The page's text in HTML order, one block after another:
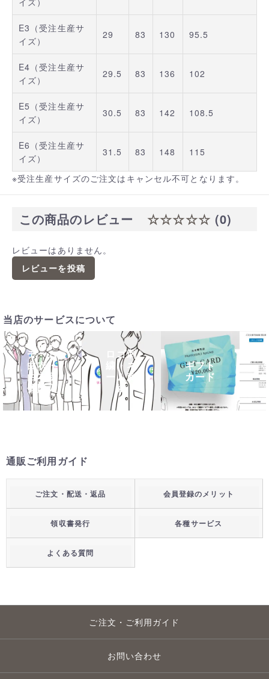
E3（受注生産サ
イズ）
29 83 130 95.5
E4（受注生産サ
イズ）
29.5 83 136 102
E5（受注生産サ
イズ）
30.5 83 142 108.5
E6（受注生産サ
イズ）
31.5 83 148 115
※受注生産サイズのご注文はキャンセル不可となります。
この商品のレビュー ☆☆☆☆☆ (0)
レビューはありません。
レビューを投稿
当店のサービスについて
チーム
白衣・
白衣団
体購入
ロゴ刺
繍・ネ
ーム刺
繍
ギフト
カード
通販ご利用ガイド
ご注文・配送・返品 会員登録のメリット
領収書発行 各種サービス
よくある質問
ご注文・ご利用ガイド
お問い合わせ